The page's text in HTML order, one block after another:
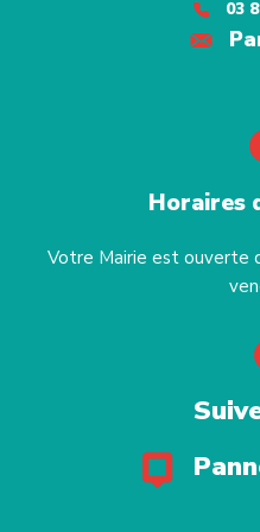
03
Horaires
Votre Mairie est ouverte